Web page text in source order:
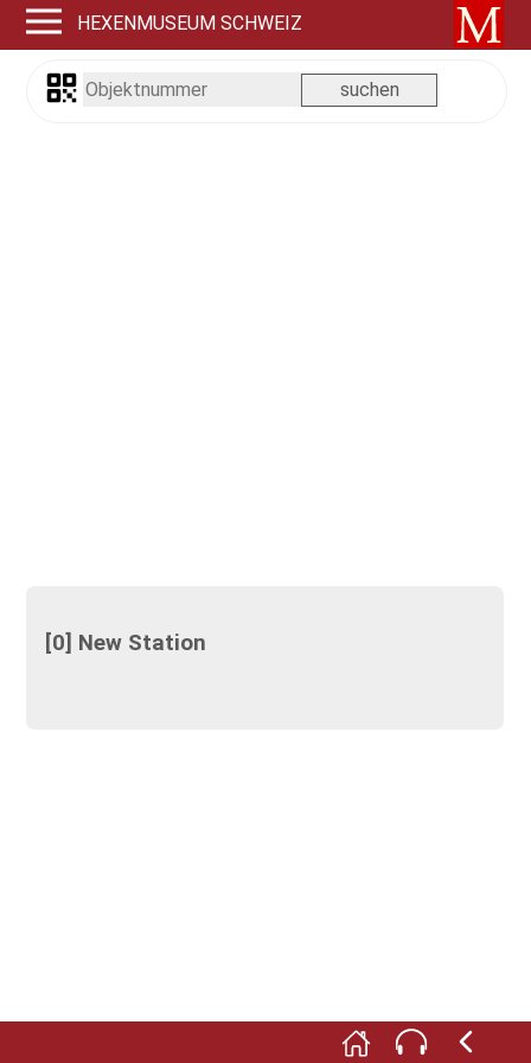
HEXENMUSEUM SCHWEIZ
[0] New Station